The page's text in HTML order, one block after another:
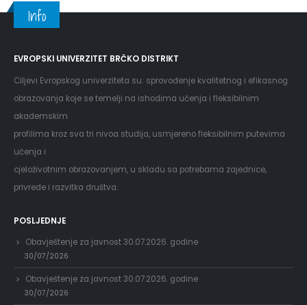
Info
EVROPSKI UNIVERZITET BRČKO DISTRIKT
Ciljevi Evropskog univerziteta su: sprovođenje kvalitetnog i efikasnog
obrazovanja koje se temelji na ishodima učenja i fleksibilnim
akademskim
profilima kroz sva tri nivoa studija, usmjereno fleksibilnim putevima
učenja i
cjeloživotnim obrazovanjem, u skladu sa potrebama zajednice,
privrede i razvitka društva.
POSLJEDNJE
Obavještenje za javnost 30.07.2026. godine
30/07/2026
Obavještenje za javnost 30.07.2026. godine
30/07/2026